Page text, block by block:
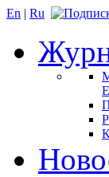
En | Ru